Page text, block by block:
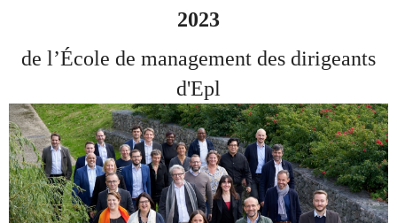
2023
de l’École de management des dirigeants
d'Epl